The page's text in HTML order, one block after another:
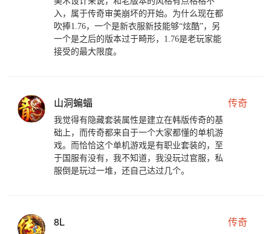
入，属于传奇审美崩坏的开始。为什么现在都
吹捧1.76，一个是新衣服新技能够“炫酷”，另
一个是之后的版本过于畸形，1.76是老玩家能
接受的最大限度。
山洞蝙蝠 传奇
我觉得有隐藏套装属性是建立在韩版传奇的基
础上，而传奇都来自于一个大家都懂的单机游
戏。而恰恰这个单机游戏是有职业套装的，至
于国服有没有，我不知道，我没玩过官服，私
服倒是玩过一堆，还自己达过几个。
8L 传奇